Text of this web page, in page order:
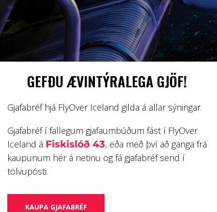
GEFÐU ÆVINTÝRALEGA GJÖF!
Gjafabréf hjá FlyOver Iceland gilda á allar sýningar.
Gjafabréf í fallegum gjafaumbúðum fást í FlyOver
Iceland á Fiskislóð 43, eða með því að ganga frá
kaupunum hér á netinu og fá gjafabréf send í
tölvupósti.
KAUPA GJAFABRÉF